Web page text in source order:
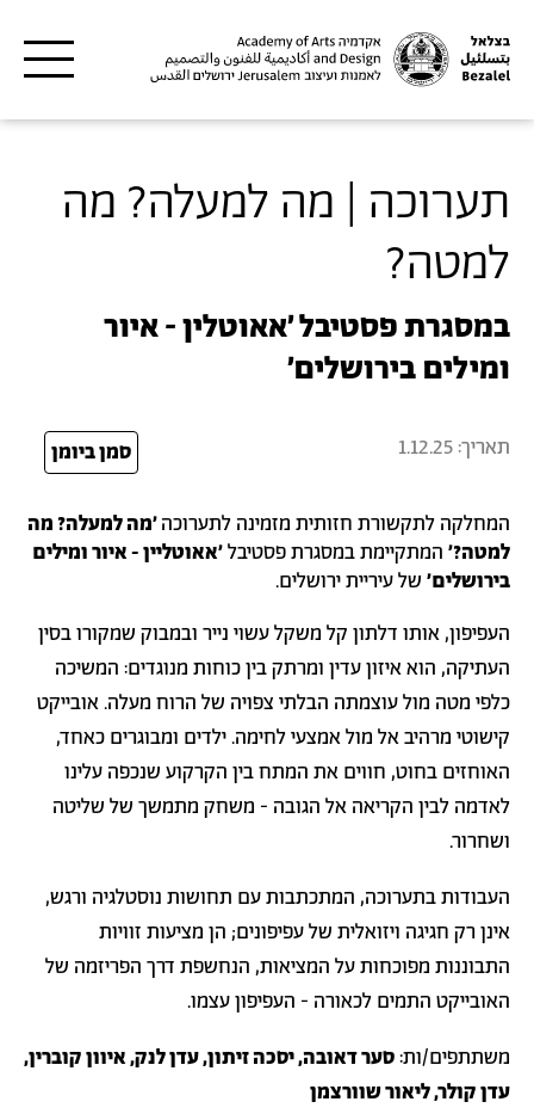
תערוכה | מה למעלה? מה
למטה?
במסגרת פסטיבל ׳אאוטלין - איור
ומילים בירושלים׳
תאריך: 1.12.25 סמן ביומן
המחלקה לתקשורת חזותית מזמינה לתערוכה׳מה למעלה? מה
למטה?׳ המתקיימת במסגרת פסטיבל׳אאוטליין - איור ומילים
בירושלים׳ של עיריית ירושלים.
העפיפון, אותו דלתון קל משקל עשוי נייר ובמבוק שמקורו בסין
העתיקה, הוא איזון עדין ומרתק בין כוחות מנוגדים: המשיכה
כלפי מטה מול עוצמתה הבלתי צפויה של הרוח מעלה. אובייקט
קישוטי מרהיב אל מול אמצעי לחימה. ילדים ומבוגרים כאחד,
האוחזים בחוט, חווים את המתח בין הקרקוע שנכפה עלינו
לאדמה לבין הקריאה אל הגובה - משחק מתמשך של שליטה
ושחרור.
העבודות בתערוכה, המתכתבות עם תחושות נוסטלגיה ורגש,
אינן רק חגיגה ויזואלית של עפיפונים; הן מציעות זוויות
התבוננות מפוכחות על המציאות, הנחשפת דרך הפריזמה של
האובייקט התמים לכאורה - העפיפון עצמו.
משתתפים/ות:סער דאובה, יסכה זיתון, עדן לנק, איוון קוברין,
עדן קולר, ליאור שוורצמן